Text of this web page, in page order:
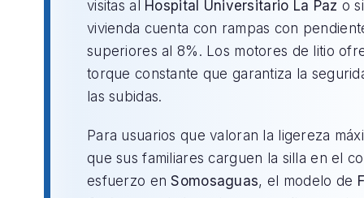
visitas al Hospital Universitario La Paz o
vivienda cuenta con rampas con
superiores al 8%. Los motores de litio
torque constante que garantiza la
las subidas.
Para usuarios que valoran la ligereza
que sus familiares carguen la silla en el
esfuerzo enSomosaguas, el modelo de